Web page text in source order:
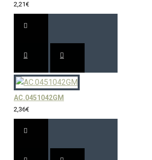
2,21€
AC.0451042GM
2,36€